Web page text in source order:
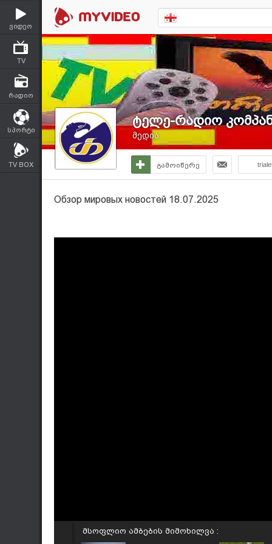
ვიდეო
TV
რადიო
სპორტი
TV BOX
ტელე-რადიო
მედია
გამოიწერე
Обзор мировых новостей 18.07.2025
მსოფლიო ამბების მიმოხილვა :